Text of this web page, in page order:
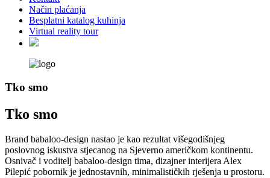
Način plaćanja
Besplatni katalog kuhinja
Virtual reality tour
Tko smo
Tko smo
Brand babaloo-design nastao je kao rezultat višegodišnjeg
poslovnog iskustva stjecanog na Sjeverno američkom kontinentu.
Osnivač i voditelj babaloo-design tima, dizajner interijera Alex
Pilepić pobornik je jednostavnih, minimalističkih rješenja u prostoru.